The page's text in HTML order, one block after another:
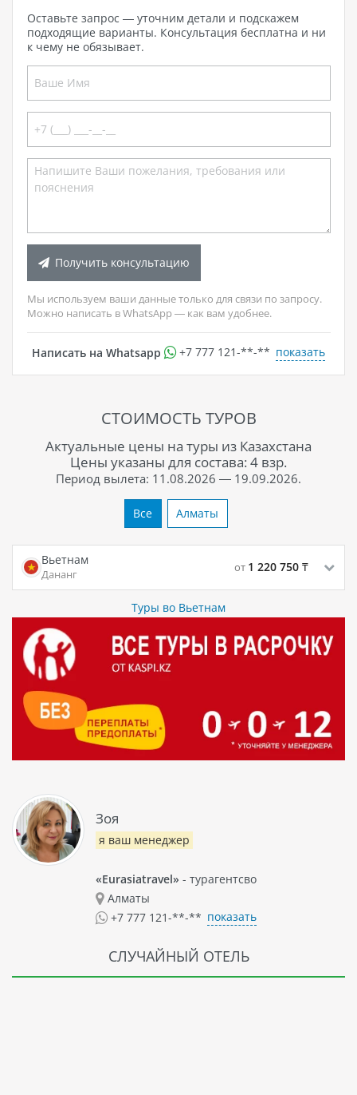
Оставьте запрос — уточним детали и подскажем
подходящие варианты. Консультация бесплатна и ни
к чему не обязывает.
Получить консультацию
Мы используем ваши данные только для связи по запросу.
Можно написать в WhatsApp — как вам удобнее.
Написать на Whatsapp +7 777 121-**-** показать
СТОИМОСТЬ ТУРОВ
Актуальные цены на туры из Казахстана
Цены указаны для состава: 4 взр.
Период вылета: 11.08.2026 — 19.09.2026.
Все Алматы
Вьетнам
Дананг
от 1 220 750 ₸
Туры во Вьетнам
Зоя
я ваш менеджер
«Eurasiatravel» - турагентсво
Алматы
+7 777 121-**-** показать
СЛУЧАЙНЫЙ ОТЕЛЬ